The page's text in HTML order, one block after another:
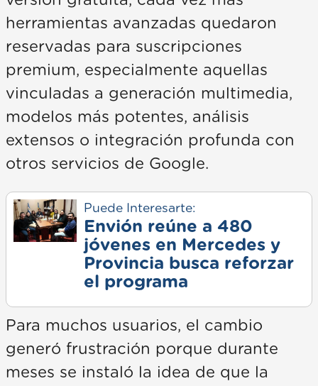
herramientas avanzadas quedaron
reservadas para suscripciones
premium, especialmente aquellas
vinculadas a generación multimedia,
modelos más potentes, análisis
extensos o integración profunda con
otros servicios de Google.
Puede Interesarte:
Envión reúne a 480
jóvenes en Mercedes y
Provincia busca reforzar
el programa
Para muchos usuarios, el cambio
generó frustración porque durante
meses se instaló la idea de que la